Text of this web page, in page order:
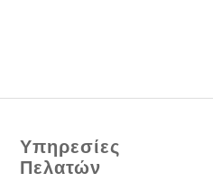
Υπηρεσίες
Πελατών